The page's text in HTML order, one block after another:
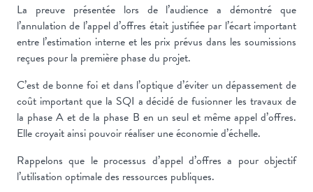
La preuve présentée lors de l’audience a démontré que
l’annulation de l’appel d’offres était justifiée par l’écart important
entre l’estimation interne et les prix prévus dans les soumissions
reçues pour la première phase du projet.
C’est de bonne foi et dans l’optique d’éviter un dépassement de
coût important que la SQI a décidé de fusionner les travaux de
la phase A et de la phase B en un seul et même appel d’offres.
Elle croyait ainsi pouvoir réaliser une économie d’échelle.
Rappelons que le processus d’appel d’offres a pour objectif
l’utilisation optimale des ressources publiques.